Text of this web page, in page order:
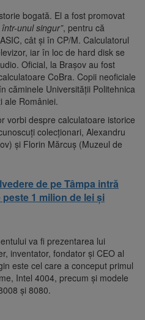
bogată. El a fost promovat
unul singur”, pentru că
cât și în CP/M. Calculatorul
iar în loc de hard disk se
Oficial, la Brașov au fost
CoBra. Copii neoficiale
căminele Universității Politehnica
ale României.
vorbi despre calculatoare istorice
colecționari, Alexandru
și Florin Mărcuș (Muzeul de
de pe Tâmpa intră
1 milion de lei și
va fi prezentarea lui
inventator, fondator și CEO al
este cel care a conceput primul
Intel 4004, precum și modele
și 8080.